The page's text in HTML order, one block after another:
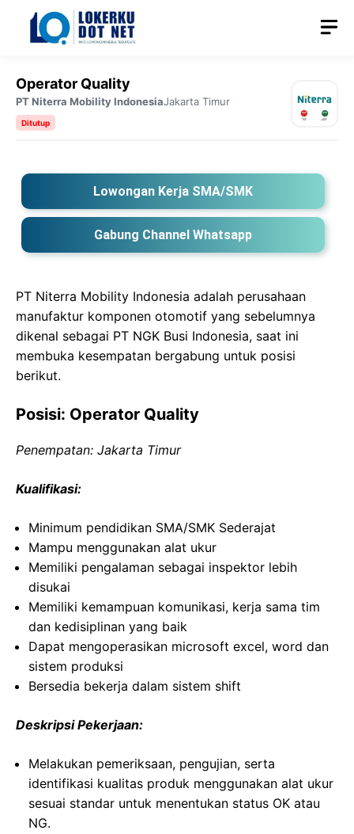
Langsung
Operator Quality
PT Niterra Mobility IndonesiaJakarta Timur
Ditutup
Lowongan Kerja SMA/SMK
Gabung Channel Whatsapp
PT Niterra Mobility Indonesia adalah perusahaan
manufaktur komponen otomotif yang sebelumnya
dikenal sebagai PT NGK Busi Indonesia, saat ini
membuka kesempatan bergabung untuk posisi
berikut.
Posisi: Operator Quality
Penempatan: Jakarta Timur
Kualifikasi:
Minimum pendidikan SMA/SMK Sederajat
Mampu menggunakan alat ukur
Memiliki pengalaman sebagai inspektor lebih
disukai
Memiliki kemampuan komunikasi, kerja sama tim
dan kedisiplinan yang baik
Dapat mengoperasikan microsoft excel, word dan
sistem produksi
Bersedia bekerja dalam sistem shift
Deskripsi Pekerjaan:
Melakukan pemeriksaan, pengujian, serta
identifikasi kualitas produk menggunakan alat ukur
sesuai standar untuk menentukan status OK atau
NG.